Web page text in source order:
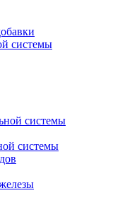
системы
системы
системы